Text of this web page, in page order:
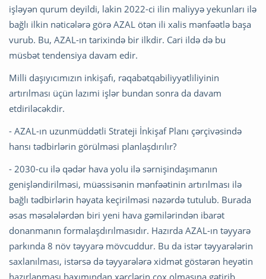
işləyən qurum deyildi, lakin 2022-ci ilin maliyyə yekunları ilə
bağlı ilkin nəticələrə görə AZAL ötən ili xalis mənfəətlə başa
vurub. Bu, AZAL-ın tarixində bir ilkdir. Cari ildə də bu
müsbət tendensiya davam edir.
Milli daşıyıcımızın inkişafı, rəqabətqabiliyyətliliyinin
artırılması üçün lazımi işlər bundan sonra da davam
etdiriləcəkdir.
- AZAL-ın uzunmüddətli Strateji İnkişaf Planı çərçivəsində
hansı tədbirlərin görülməsi planlaşdırılır?
- 2030-cu ilə qədər hava yolu ilə sərnişindaşımanın
genişləndirilməsi, müəssisənin mənfəətinin artırılması ilə
bağlı tədbirlərin həyata keçirilməsi nəzərdə tutulub. Burada
əsas məsələlərdən biri yeni hava gəmilərindən ibarət
donanmanın formalaşdırılmasıdır. Hazırda AZAL-ın təyyarə
parkında 8 növ təyyarə mövcuddur. Bu da istər təyyarələrin
saxlanılması, istərsə də təyyarələrə xidmət göstərən heyətin
hazırlanması baxımından xərclərin çox olmasına gətirib